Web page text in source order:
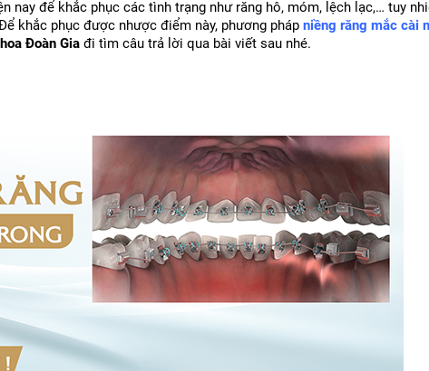
nay để khắc phục các tình trạng như răng hô, móm, lệch lạc,… tuy
khắc phục được nhược điểm này, phương pháp niềng răng mắc cài
Đoàn Gia đi tìm câu trả lời qua bài viết sau nhé.